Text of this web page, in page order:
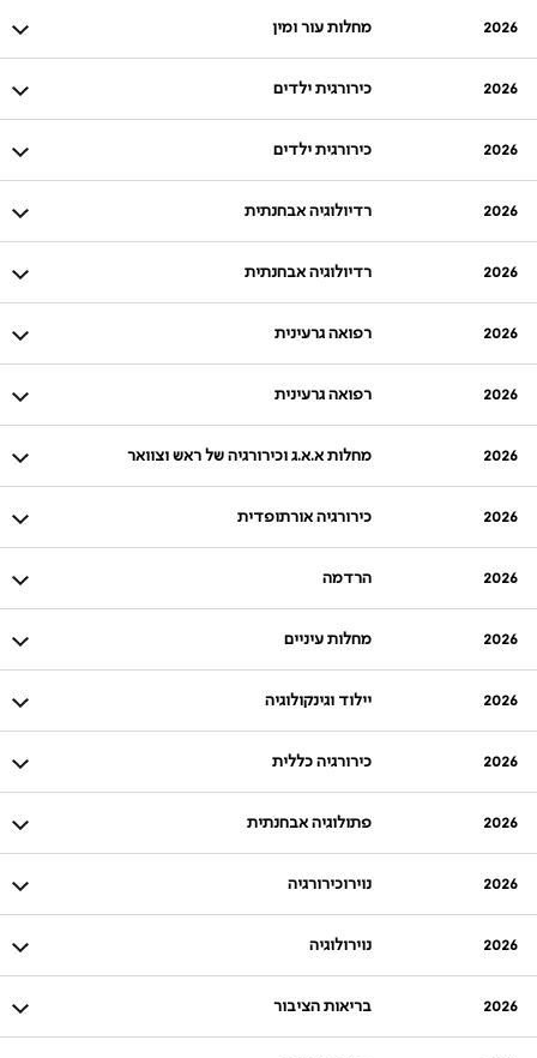
2026 מחלות עור ומין
2026 כירורגית ילדים
2026 כירורגית ילדים
2026 רדיולוגיה אבחנתית
2026 רדיולוגיה אבחנתית
2026 רפואה גרעינית
2026 רפואה גרעינית
2026 מחלות א.א.ג וכירורגיה של ראש וצוואר
2026 כירורגיה אורתופדית
2026 הרדמה
2026 מחלות עיניים
2026 יילוד וגינקולוגיה
2026 כירורגיה כללית
2026 פתולוגיה אבחנתית
2026 נוירוכירורגיה
2026 נוירולוגיה
2026 בריאות הציבור